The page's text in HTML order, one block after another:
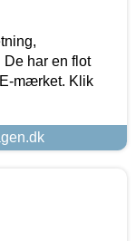
har en flot
mærket. Klik